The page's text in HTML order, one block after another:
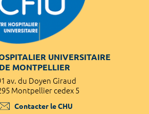
UNIVERSITAIRE
DE MONTPELLIER
av. du Doyen Giraud
Montpellier cedex 5
Contacter le CHU